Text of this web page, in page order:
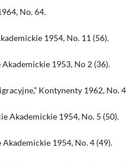
No. 64.
1954, No. 11 (56).
Akademickie 1953, No 2 (36).
Kontynenty 1962, No.
Akademickie 1954, No. 5 (50).
Akademickie 1954, No. 4 (49).